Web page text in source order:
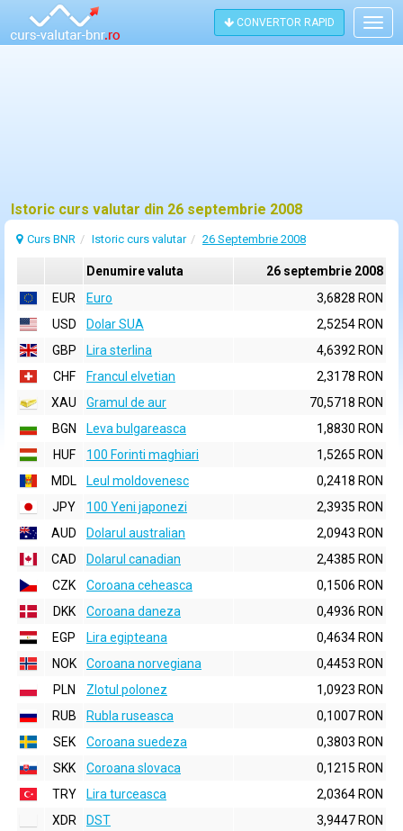
CONVERTOR RAPID
Istoric curs valutar din 26 septembrie 2008
Curs BNR Istoric curs valutar 26 Septembrie 2008
Denumire valuta
26 septembrie 2008
EUR
Euro
3,6828 RON
USD
Dolar SUA
2,5254 RON
GBP
Lira sterlina
4,6392 RON
CHF
Francul elvetian
2,3178 RON
XAU
Gramul de aur
70,5718 RON
BGN
Leva bulgareasca
1,8830 RON
HUF
100 Forinti maghiari
1,5265 RON
MDL
Leul moldovenesc
0,2418 RON
JPY
100 Yeni japonezi
2,3935 RON
AUD
Dolarul australian
2,0943 RON
CAD
Dolarul canadian
2,4385 RON
CZK
Coroana ceheasca
0,1506 RON
DKK
Coroana daneza
0,4936 RON
EGP
Lira egipteana
0,4634 RON
NOK
Coroana norvegiana
0,4453 RON
PLN
Zlotul polonez
1,0923 RON
RUB
Rubla ruseasca
0,1007 RON
SEK
Coroana suedeza
0,3803 RON
SKK
Coroana slovaca
0,1215 RON
TRY
Lira turceasca
2,0364 RON
XDR
DST 3,9447 RON